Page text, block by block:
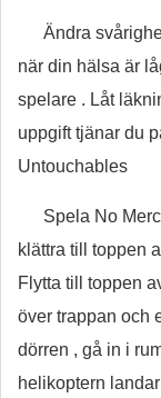
Ändra
när din hälsa är
spelare . Låt
uppgift tjänar du
Untouchables
Spela No
klättra till toppen
Flytta till toppen
över trappan och
dörren , gå in i
helikoptern